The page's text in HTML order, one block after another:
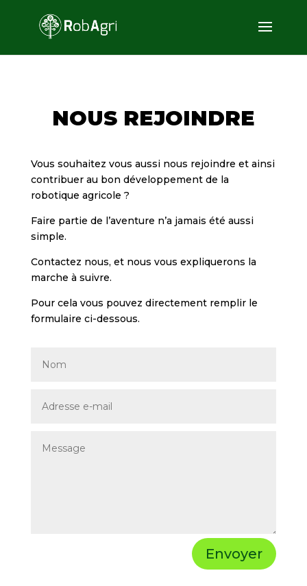
NOUS REJOINDRE
Vous souhaitez vous aussi nous rejoindre et ainsi
contribuer au bon développement de la
robotique agricole ?
Faire partie de l’aventure n’a jamais été aussi
simple.
Contactez nous, et nous vous expliquerons la
marche à suivre.
Pour cela vous pouvez directement remplir le
formulaire ci-dessous.
Envoyer